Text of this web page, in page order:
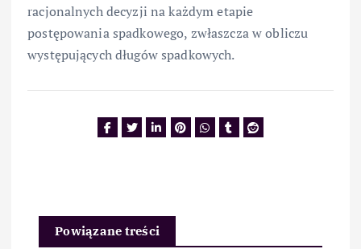
racjonalnych decyzji na każdym etapie
postępowania spadkowego, zwłaszcza w obliczu
występujących długów spadkowych.
Powiązane treści